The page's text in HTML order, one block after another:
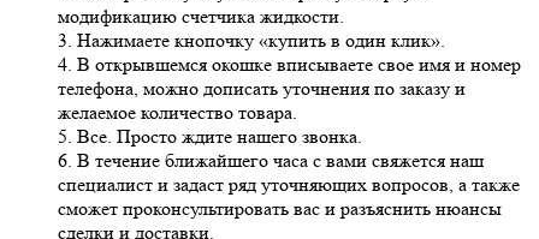
модификацию счетчика жидкости.
3. Нажимаете кнопочку «купить в один клик».
4. В открывшемся окошке вписываете свое имя и номер
телефона, можно дописать уточнения по заказу и
желаемое количество товара.
5. Все. Просто ждите нашего звонка.
6. В течение ближайшего часа с вами свяжется наш
специалист и задаст ряд уточняющих вопросов, а также
сможет проконсультировать вас и разъяснить нюансы
сделки и доставки.